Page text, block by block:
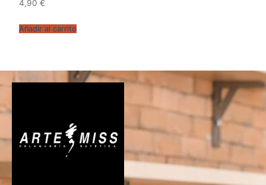
4,90 €
Añadir al carrito